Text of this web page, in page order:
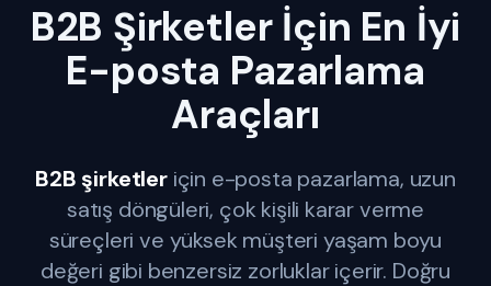
B2B Şirketler İçin En İyi
E-posta Pazarlama
Araçları
B2B şirketleriçin e-posta pazarlama, uzun
satış döngüleri, çok kişili karar verme
süreçleri ve yüksek müşteri yaşam boyu
değeri gibi benzersiz zorluklar içerir. Doğru